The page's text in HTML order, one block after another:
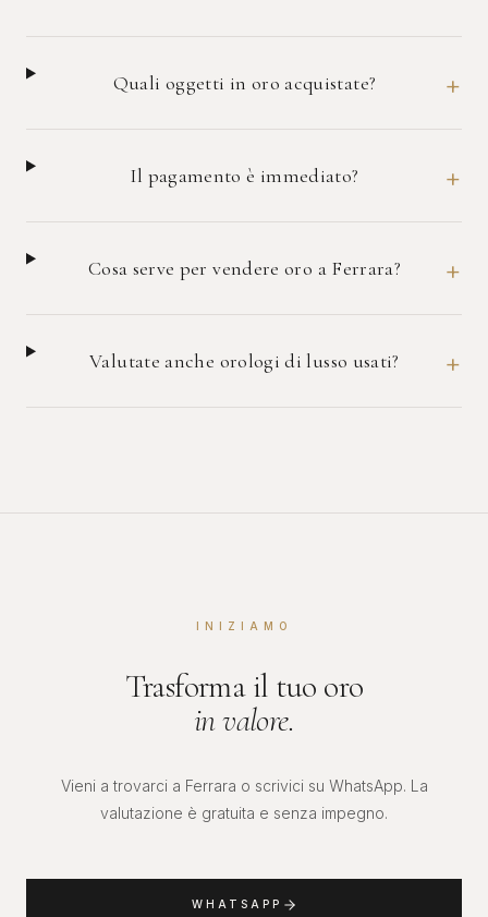
Quali oggetti in oro acquistate? +
Il pagamento è immediato? +
Cosa serve per vendere oro a Ferrara? +
Valutate anche orologi di lusso usati? +
INIZIAMO
Trasforma il tuo oro
in valore.
Vieni a trovarci a Ferrara o scrivici su WhatsApp. La
valutazione è gratuita e senza impegno.
WHATSAPP